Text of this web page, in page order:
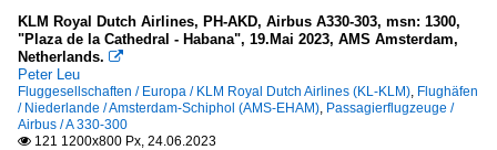
KLM Royal Dutch Airlines, PH-AKD, Airbus A330-303, msn: 1300,
"Plaza de la Cathedral - Habana", 19.Mai 2023, AMS Amsterdam,
Netherlands. 
Peter Leu
Fluggesellschaften / Europa / KLM Royal Dutch Airlines (KL-KLM), Flughäfen
/ Niederlande / Amsterdam-Schiphol (AMS-EHAM), Passagierflugzeuge /
Airbus / A 330-300
 121 1200x800 Px, 24.06.2023